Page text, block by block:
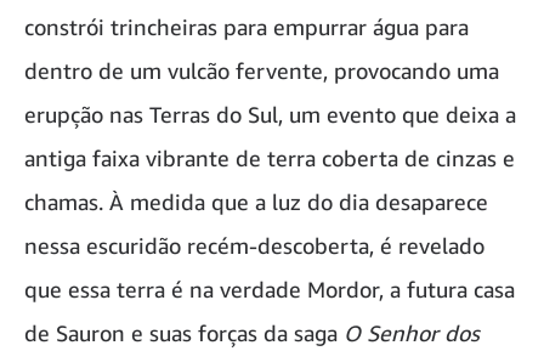
constrói trincheiras para empurrar água para
dentro de um vulcão fervente, provocando uma
erupção nas Terras do Sul, um evento que deixa a
antiga faixa vibrante de terra coberta de cinzas e
chamas. À medida que a luz do dia desaparece
nessa escuridão recém-descoberta, é revelado
que essa terra é na verdade Mordor, a futura casa
de Sauron e suas forças da saga O Senhor dos